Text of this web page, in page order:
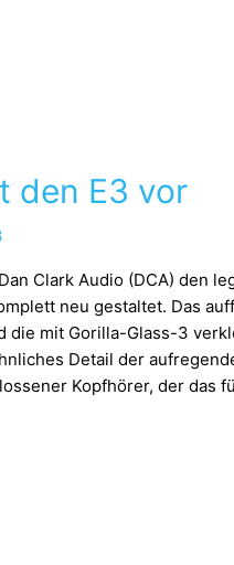
den E3 vor
Clark Audio (DCA) den
neu gestaltet. Das
die mit Gorilla-Glass-3
Detail der
Kopfhörer, der das